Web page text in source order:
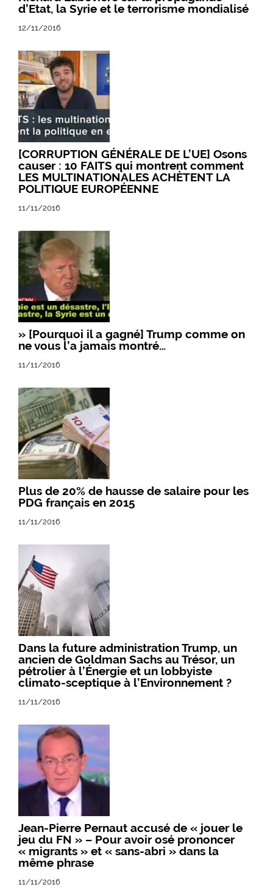
d’Etat, la Syrie et le terrorisme mondialisé
12/11/2016
[CORRUPTION GÉNÉRALE DE L’UE] Osons
causer : 10 FAITS qui montrent comment
LES MULTINATIONALES ACHÈTENT LA
POLITIQUE EUROPÉENNE
11/11/2016
» [Pourquoi il a gagné] Trump comme on
ne vous l’a jamais montré…
11/11/2016
Plus de 20% de hausse de salaire pour les
PDG français en 2015
11/11/2016
Dans la future administration Trump, un
ancien de Goldman Sachs au Trésor, un
pétrolier à l’Énergie et un lobbyiste
climato-sceptique à l’Environnement ?
11/11/2016
Jean-Pierre Pernaut accusé de « jouer le
jeu du FN » – Pour avoir osé prononcer
« migrants » et « sans-abri » dans la
même phrase
11/11/2016